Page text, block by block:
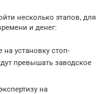
несколько этапов, для
и денег:
установку стоп-
превышать заводское
на